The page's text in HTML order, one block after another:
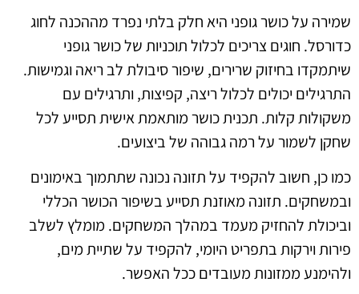
שמירה על כושר גופני היא חלק בלתי נפרד מההכנה לחוג
כדורסל. חוגים צריכים לכלול תוכניות של כושר גופני
שיתמקדו בחיזוק שרירים, שיפור סיבולת לב ריאה וגמישות.
התרגילים יכולים לכלול ריצה, קפיצות, ותרגילים עם
משקולות קלות. תכנית כושר מותאמת אישית תסייע לכל
שחקן לשמור על רמה גבוהה של ביצועים.
כמו כן, חשוב להקפיד על תזונה נכונה שתתמוך באימונים
ובמשחקים. תזונה מאוזנת תסייע בשיפור הכושר הכללי
וביכולת להחזיק מעמד במהלך המשחקים. מומלץ לשלב
פירות וירקות בתפריט היומי, להקפיד על שתיית מים,
ולהימנע ממזונות מעובדים ככל האפשר.